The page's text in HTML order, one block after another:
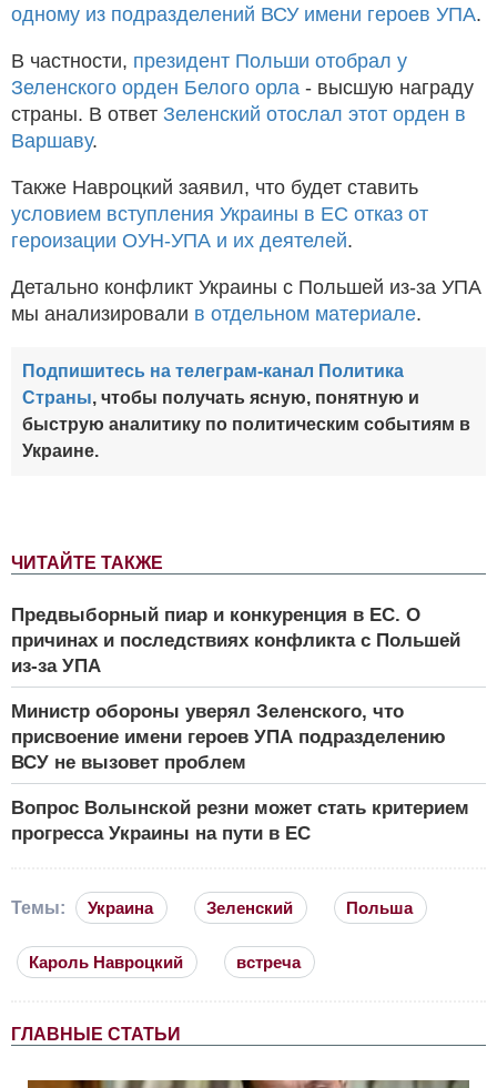
ЧИТАЙТЕ ТАКЖЕ
Предвыборный пиар и конкуренция в ЕС. О
причинах и последствиях конфликта с Польшей
из-за УПА
Министр обороны уверял Зеленского, что
присвоение имени героев УПА подразделению
ВСУ не вызовет проблем
Вопрос Волынской резни может стать критерием
прогресса Украины на пути в ЕС
одному из подразделений ВСУ имени героев УПА.
В частности, президент Польши отобрал у
Зеленского орден Белого орла - высшую награду
страны. В ответ Зеленский отослал этот орден в
Варшаву.
Также Навроцкий заявил, что будет ставить
условием вступления Украины в ЕС отказ от
героизации ОУН-УПА и их деятелей.
Детально конфликт Украины с Польшей из-за УПА
мы анализировали в отдельном материале.
Подпишитесь на телеграм-канал Политика
Страны, чтобы получать ясную, понятную и
быструю аналитику по политическим событиям в
Украине.
Темы: Украина Зеленский Польша
Кароль Навроцкий встреча
ГЛАВНЫЕ СТАТЬИ